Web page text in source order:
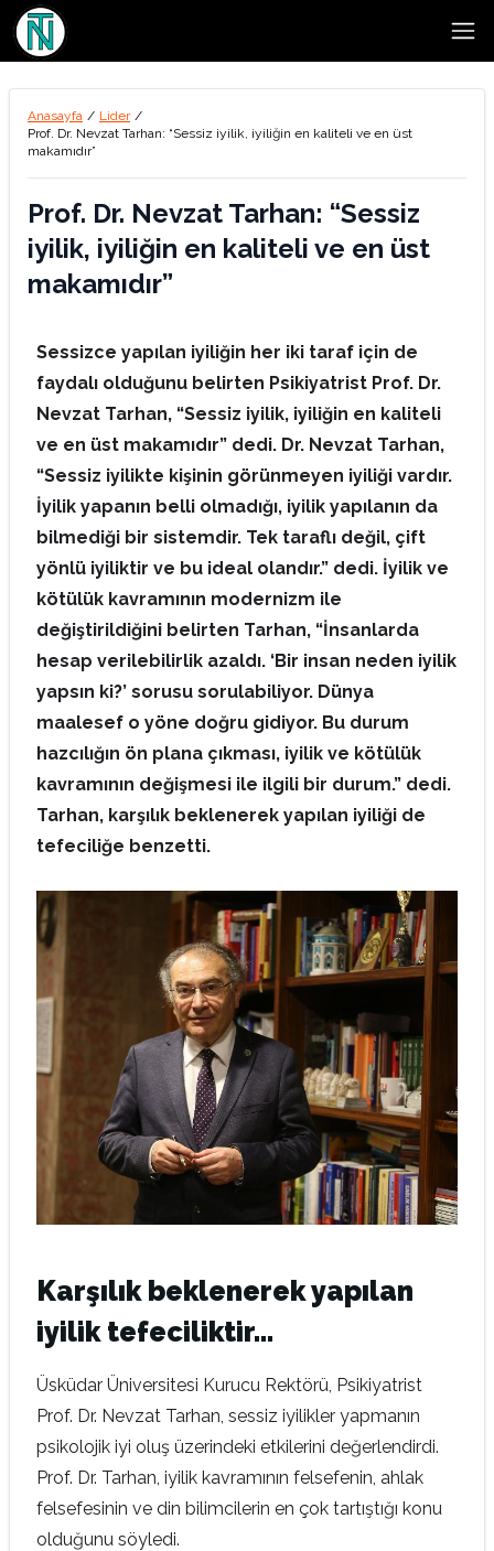
Anasayfa / Lider /
Prof. Dr. Nevzat Tarhan: “Sessiz iyilik, iyiliğin en kaliteli ve en üst
makamıdır”
Prof. Dr. Nevzat Tarhan: “Sessiz
iyilik, iyiliğin en kaliteli ve en üst
makamıdır”
Sessizce yapılan iyiliğin her iki taraf için de
faydalı olduğunu belirten Psikiyatrist Prof. Dr.
Nevzat Tarhan, “Sessiz iyilik, iyiliğin en kaliteli
ve en üst makamıdır” dedi. Dr. Nevzat Tarhan,
“Sessiz iyilikte kişinin görünmeyen iyiliği vardır.
İyilik yapanın belli olmadığı, iyilik yapılanın da
bilmediği bir sistemdir. Tek taraflı değil, çift
yönlü iyiliktir ve bu ideal olandır.” dedi. İyilik ve
kötülük kavramının modernizm ile
değiştirildiğini belirten Tarhan, “İnsanlarda
hesap verilebilirlik azaldı. ‘Bir insan neden iyilik
yapsın ki?’ sorusu sorulabiliyor. Dünya
maalesef o yöne doğru gidiyor. Bu durum
hazcılığın ön plana çıkması, iyilik ve kötülük
kavramının değişmesi ile ilgili bir durum.” dedi.
Tarhan, karşılık beklenerek yapılan iyiliği de
tefeciliğe benzetti.
Karşılık beklenerek yapılan
iyilik tefeciliktir…
Üsküdar Üniversitesi Kurucu Rektörü, Psikiyatrist
Prof. Dr. Nevzat Tarhan, sessiz iyilikler yapmanın
psikolojik iyi oluş üzerindeki etkilerini değerlendirdi.
Prof. Dr. Tarhan, iyilik kavramının felsefenin, ahlak
felsefesinin ve din bilimcilerin en çok tartıştığı konu
olduğunu söyledi.